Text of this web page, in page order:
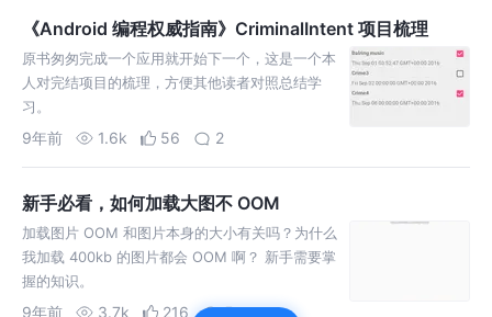
《Android 编程权威指南》CriminalIntent 项目梳理
原书匆匆完成一个应用就开始下一个，这是一个本
人对完结项目的梳理，方便其他读者对照总结学
习。
9年前 1.6k 56 2
新手必看，如何加载大图不 OOM
加载图片 OOM 和图片本身的大小有关吗？为什么
我加载 400kb 的图片都会 OOM 啊？ 新手需要掌
握的知识。
9年前 3.7k 216 5